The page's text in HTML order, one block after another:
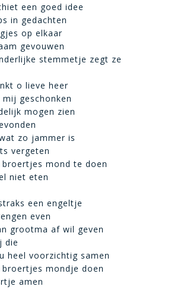
een goed idee
in gedachten
op elkaar
gevouwen
stemmetje zegt ze
o lieve heer
geschonken
mogen zien
zo jammer is
vergeten
mond te doen
niet eten
een engeltje
even
grootma af wil geven
die
heel voorzichtig samen
mondje doen
amen